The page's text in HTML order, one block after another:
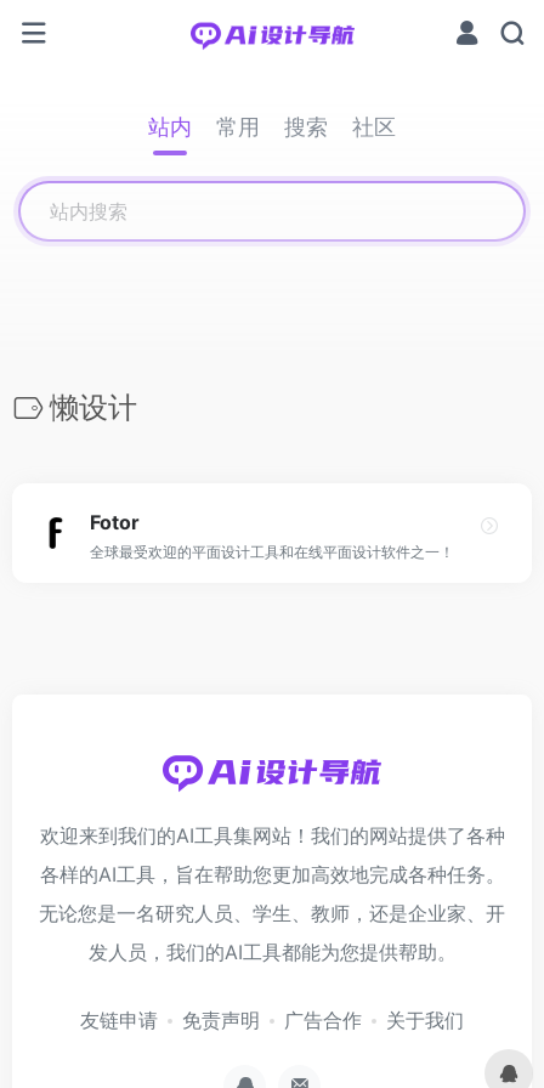
站内 常用 搜索 社区
懒设计
Fotor
全球最受欢迎的平面设计工具和在线平面设计软件之一！
欢迎来到我们的AI工具集网站！我们的网站提供了各种
各样的AI工具，旨在帮助您更加高效地完成各种任务。
无论您是一名研究人员、学生、教师，还是企业家、开
发人员，我们的AI工具都能为您提供帮助。
友链申请 免责声明 广告合作 关于我们